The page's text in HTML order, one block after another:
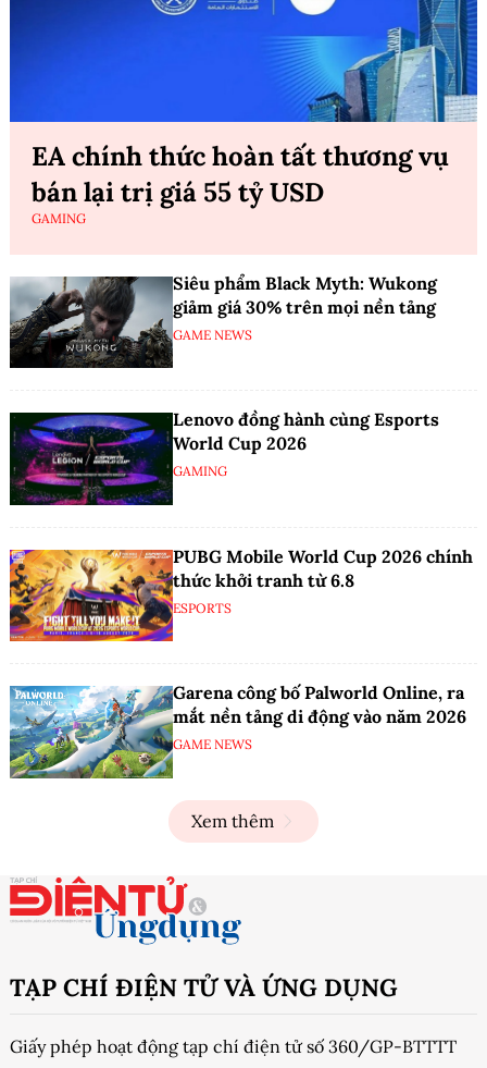
EA chính thức hoàn tất thương vụ
bán lại trị giá 55 tỷ USD
GAMING
Siêu phẩm Black Myth: Wukong
giảm giá 30% trên mọi nền tảng
GAME NEWS
Lenovo đồng hành cùng Esports
World Cup 2026
GAMING
PUBG Mobile World Cup 2026 chính
thức khởi tranh từ 6.8
ESPORTS
Garena công bố Palworld Online, ra
mắt nền tảng di động vào năm 2026
GAME NEWS
Xem thêm
TẠP CHÍ ĐIỆN TỬ VÀ ỨNG DỤNG
Giấy phép hoạt động tạp chí điện tử số 360/GP-BTTTT